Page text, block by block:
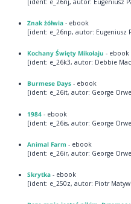
[ident: e_26nj, autor: Eugeniusz
Znak żółwia- ebook
[ident: e_26np, autor: Eugeniusz
Kochany Święty Mikołaju - ebook
[ident: e_26k3, autor: Debbie
Burmese Days- ebook
[ident: e_26it, autor: George
1984 - ebook
[ident: e_26is, autor: George
Animal Farm - ebook
[ident: e_26ir, autor: George
Skrytka - ebook
[ident: e_250z, autor: Piotr